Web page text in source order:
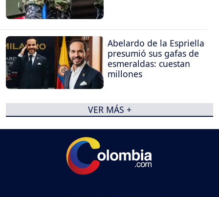
Abelardo de la Espriella
presumió sus gafas de
esmeraldas: cuestan
millones
VER MÁS +